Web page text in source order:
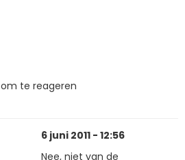
om te reageren
6 juni 2011 - 12:56
Nee, niet van de